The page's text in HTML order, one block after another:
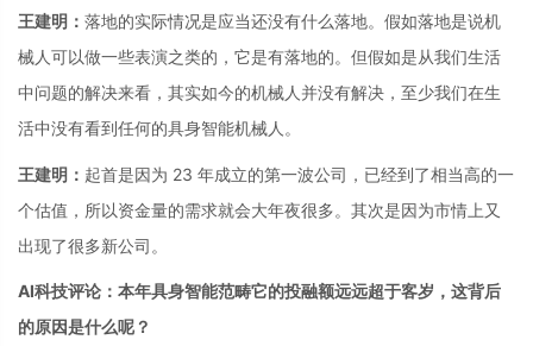
王建明： 落地的实际情况是应当还没有什么落地。假如落地是说机
械人可以做一些表演之类的，它是有落地的。但假如是从我们生活
中问题的解决来看，其实如今的机械人并没有解决，至少我们在生
活中没有看到任何的具身智能机械人。
王建明： 起首是因为 23 年成立的第一波公司，已经到了相当高的一
个估值，所以资金量的需求就会大年夜很多。其次是因为市情上又
出现了很多新公司。
AI科技评论：本年具身智能范畴它的投融额远远超于客岁，这背后
的原因是什么呢？